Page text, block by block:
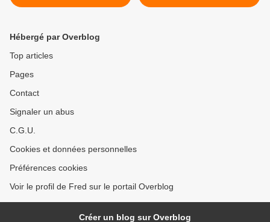
Hébergé par Overblog
Top articles
Pages
Contact
Signaler un abus
C.G.U.
Cookies et données personnelles
Préférences cookies
Voir le profil de Fred sur le portail Overblog
Créer un blog sur Overblog